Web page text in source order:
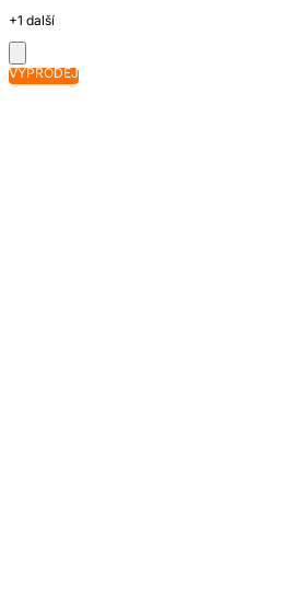
+1 další
VÝPRODEJ